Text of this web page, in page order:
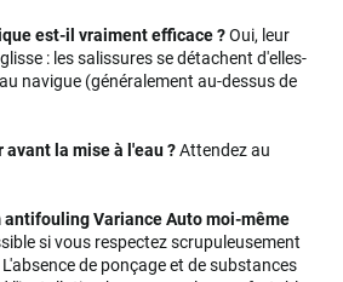
est-il vraiment efficace ?Oui, leur
: les salissures se détachent d'elles-
navigue (généralement au-dessus de
la mise à l'eau ?Attendez au
Variance Auto moi-même
si vous respectez scrupuleusement
de ponçage et de substances